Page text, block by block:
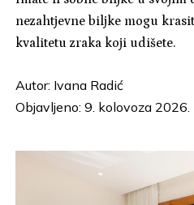
nezahtjevne biljke mogu
kvalitetu zraka koji udišete.
Autor: Ivana Radić
Objavljeno: 9. kolovoza 2026.